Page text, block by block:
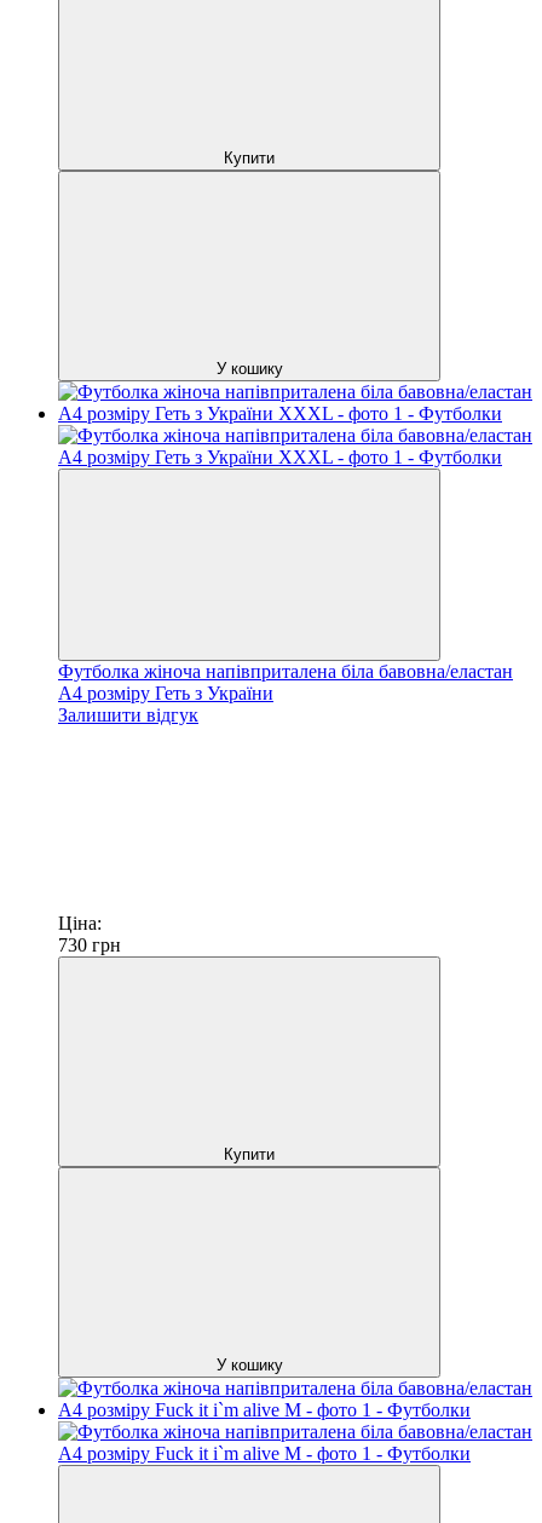
Купити
У кошику
Футболка жіноча напівприталена біла бавовна/еластан
А4 розміру Геть з України
Залишити відгук
Ціна:
730 грн
Купити
У кошику